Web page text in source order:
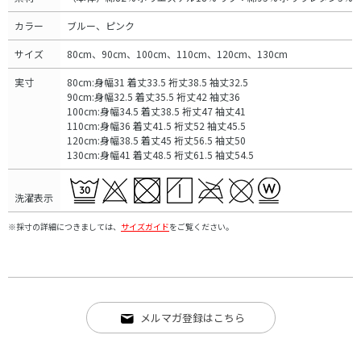
カラー ブルー、ピンク
サイズ 80cm、90cm、100cm、110cm、120cm、130cm
実寸
80cm:身幅31 着丈33.5 裄丈38.5 袖丈32.5
90cm:身幅32.5 着丈35.5 裄丈42 袖丈36
100cm:身幅34.5 着丈38.5 裄丈47 袖丈41
110cm:身幅36 着丈41.5 裄丈52 袖丈45.5
120cm:身幅38.5 着丈45 裄丈56.5 袖丈50
130cm:身幅41 着丈48.5 裄丈61.5 袖丈54.5
洗濯表示
※採寸の詳細につきましては、 サイズガイドをご覧ください。
メルマガ登録はこちら